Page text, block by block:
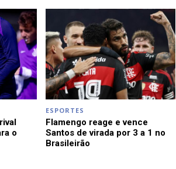
o
ESPORTES
Flamengo reage e vence
Santos de virada por 3 a 1 no
Brasileirão